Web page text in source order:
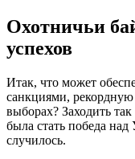
Охотничьи
успехов
Итак, что может
санкциями,
выборах? Заходить
была стать победа
случилось.